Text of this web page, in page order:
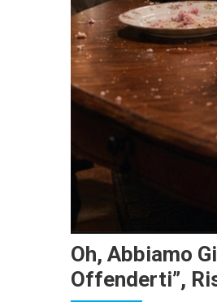
Oh, Abbiamo
Offenderti”,